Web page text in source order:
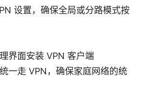
设置，确保全局或分路模式按
界面安装 VPN 客户端
一走 VPN，确保家庭网络的统